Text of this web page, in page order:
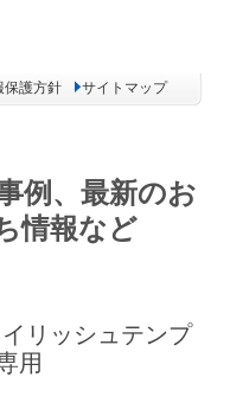
保護方針 サイトマップ
例、最新のお
情報など
リッシュテンプ
用